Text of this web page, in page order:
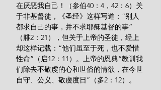
在厌恶我自己！（参伯40：4，42：6）关
于非基督徒，《圣经》这样写道：“别人
都求自己的事，并不求耶稣基督的事”
（腓2：21），但关于上帝的圣徒，经上
却这样记载：“他们虽至于死，也不爱惜
性命”（启12：11）。上帝的恩典“教训我
们除去不敬虔的心和世俗的情欲，在今世
自守、公义、敬虔度日”（多2：12）。